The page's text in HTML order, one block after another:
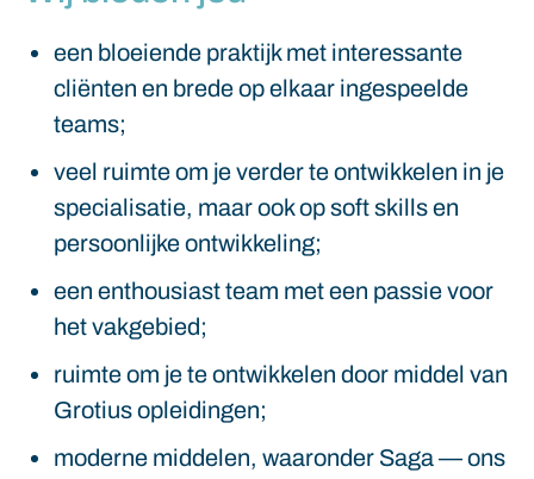
een bloeiende praktijk met interessante
cliënten en brede op elkaar ingespeelde
teams;
veel ruimte om je verder te ontwikkelen in je
specialisatie, maar ook op soft skills en
persoonlijke ontwikkeling;
een enthousiast team met een passie voor
het vakgebied;
ruimte om je te ontwikkelen door middel van
Grotius opleidingen;
moderne middelen, waaronder Saga — ons